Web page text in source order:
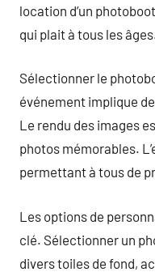
location d’un
qui plait à tous les
Sélectionner le
événement implique
Le rendu des images
photos mémorables.
permettant à tous de
Les options de
clé. Sélectionner un
divers toiles de fond,